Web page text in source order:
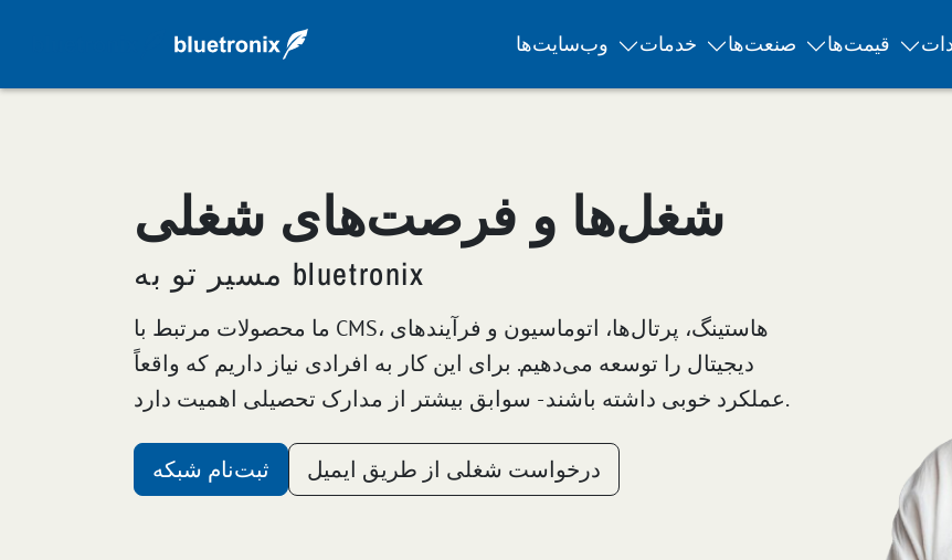
وب‌سایت‌ها خدمات صنعت‌ها قیمت‌ها
شغل‌ها و فرصت‌های شغلی
مسیر تو به bluetronix
ما محصولات مرتبط با CMS، هاستینگ، پرتال‌ها، اتوماسیون و فرآیندهای
دیجیتال را توسعه می‌دهیم. برای این کار به افرادی نیاز داریم که واقعاً
عملکرد خوبی داشته باشند - سوابق بیشتر از مدارک تحصیلی اهمیت دارد.
ثبت‌نام شبکه درخواست شغلی از طریق ایمیل